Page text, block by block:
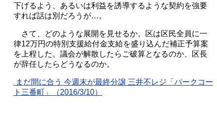
下げるよう、あるいは利益を誘導するような契約を強要
すれば話は別だろうが…。
さて、どのような展開を見せるか。区は区民全員に一
律12万円の特別支援給付金支給を盛り込んだ補正予算案
を上程した。議会が解散したらご破算となるのか、区長
が辞任したらどうなるのか。
まだ間に合う 今週末が最終分譲 三井不レジ「パークコー
ト三番町」（2016/3/10）